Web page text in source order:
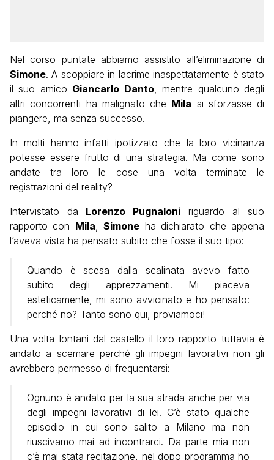
Nel corso puntate abbiamo assistito all’eliminazione di
Simone. A scoppiare in lacrime inaspettatamente è stato
il suo amico Giancarlo Danto, mentre qualcuno degli
altri concorrenti ha malignato che Mila si sforzasse di
piangere, ma senza successo.
In molti hanno infatti ipotizzato che la loro vicinanza
potesse essere frutto di una strategia. Ma come sono
andate tra loro le cose una volta terminate le
registrazioni del reality?
Intervistato da Lorenzo Pugnaloni riguardo al suo
rapporto con Mila ,Simone ha dichiarato che appena
l’aveva vista ha pensato subito che fosse il suo tipo:
Quando è scesa dalla scalinata avevo fatto
subito degli apprezzamenti. Mi piaceva
esteticamente, mi sono avvicinato e ho pensato:
perché no? Tanto sono qui, proviamoci!
Una volta lontani dal castello il loro rapporto tuttavia è
andato a scemare perché gli impegni lavorativi non gli
avrebbero permesso di frequentarsi:
Ognuno è andato per la sua strada anche per via
degli impegni lavorativi di lei. C’è stato qualche
episodio in cui sono salito a Milano ma non
riuscivamo mai ad incontrarci. Da parte mia non
c’è mai stata recitazione, nel dopo programma ho